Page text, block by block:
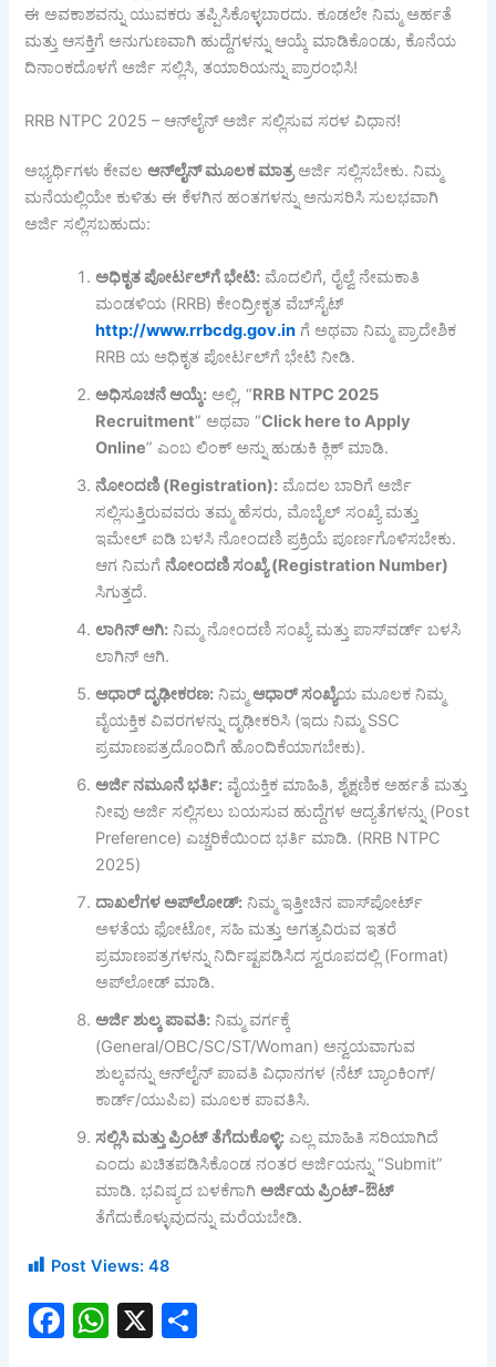
ಈ ಅವಕಾಶವನ್ನು ಯುವಕರು ತಪ್ಪಿಸಿಕೊಳ್ಳಬಾರದು. ಕೂಡಲೇ ನಿಮ್ಮ ಅರ್ಹತೆ
ಮತ್ತು ಆಸಕ್ತಿಗೆ ಅನುಗುಣವಾಗಿ ಹುದ್ದೆಗಳನ್ನು ಆಯ್ಕೆ ಮಾಡಿಕೊಂಡು, ಕೊನೆಯ
ದಿನಾಂಕದೊಳಗೆ ಅರ್ಜಿ ಸಲ್ಲಿಸಿ, ತಯಾರಿಯನ್ನು ಪ್ರಾರಂಭಿಸಿ!
RRB NTPC 2025 – ಆನ್‌ಲೈನ್ ಅರ್ಜಿ ಸಲ್ಲಿಸುವ ಸರಳ ವಿಧಾನ!
ಅಭ್ಯರ್ಥಿಗಳು ಕೇವಲಆನ್‌ಲೈನ್ಮೂಲಕ ಮಾತ್ರಅರ್ಜಿ ಸಲ್ಲಿಸಬೇಕು. ನಿಮ್ಮ
ಮನೆಯಲ್ಲಿಯೇ ಕುಳಿತು ಈ ಕೆಳಗಿನ ಹಂತಗಳನ್ನು ಅನುಸರಿಸಿ ಸುಲಭವಾಗಿ
ಅರ್ಜಿ ಸಲ್ಲಿಸಬಹುದು:
ಅಧಿಕೃತ ಪೋರ್ಟಲ್‌ಗೆಭೇಟಿ: ಮೊದಲಿಗೆ, ರೈಲ್ವೆ ನೇಮಕಾತಿ
ಮಂಡಳಿಯ (RRB) ಕೇಂದ್ರೀಕೃತ ವೆಬ್‌ಸೈಟ್
http://www.rrbcdg.gov.in ಗೆ ಅಥವಾ ನಿಮ್ಮ ಪ್ರಾದೇಶಿಕ
RRB ಯ ಅಧಿಕೃತ ಪೋರ್ಟಲ್‌ಗೆ ಭೇಟಿ ನೀಡಿ.
ಅಧಿಸೂಚನೆಆಯ್ಕೆ: ಅಲ್ಲಿ, “RRB NTPC 2025
Recruitment” ಅಥವಾ “Click here to Apply
Online” ಎಂಬ ಲಿಂಕ್ ಅನ್ನು ಹುಡುಕಿ ಕ್ಲಿಕ್ ಮಾಡಿ.
ನೋಂದಣಿ (Registration): ಮೊದಲ ಬಾರಿಗೆ ಅರ್ಜಿ
ಸಲ್ಲಿಸುತ್ತಿರುವವರು ತಮ್ಮ ಹೆಸರು, ಮೊಬೈಲ್ ಸಂಖ್ಯೆ ಮತ್ತು
ಇಮೇಲ್ ಐಡಿ ಬಳಸಿ ನೋಂದಣಿ ಪ್ರಕ್ರಿಯೆ ಪೂರ್ಣಗೊಳಿಸಬೇಕು.
ಆಗ ನಿಮಗೆ ನೋಂದಣಿಸಂಖ್ಯೆ (Registration Number)
ಸಿಗುತ್ತದೆ.
ಲಾగిನ್ಆಗಿ: ನಿಮ್ಮ ನೋಂದಣಿ ಸಂಖ್ಯೆ ಮತ್ತು ಪಾಸ್‌ವರ್ಡ್ ಬಳಸಿ
ಲಾಗಿನ್ ಆಗಿ.
ಆಧಾರ್ದೃಢೀಕರಣ: ನಿಮ್ಮಆಧಾರ್ಸಂಖ್ಯೆಯ ಮೂಲಕ ನಿಮ್ಮ
ವೈಯಕ್ತಿಕ ವಿವರಗಳನ್ನು ದೃಢೀಕರಿಸಿ (ಇದು ನಿಮ್ಮ SSC
ಪ್ರಮಾಣಪತ್ರದೊಂದಿಗೆ ಹೊಂದಿಕೆಯಾಗಬೇಕು).
ಅರ್ಜಿ ನಮೂನೆಭರ್ತಿ: ವೈಯಕ್ತಿಕ ಮಾಹಿತಿ, ಶೈಕ್ಷಣಿಕ ಅರ್ಹತೆ ಮತ್ತು
ನೀವು ಅರ್ಜಿ ಸಲ್ಲಿಸಲು ಬಯಸುವ ಹುದ್ದೆಗಳ ಆದ್ಯತೆಗಳನ್ನು (Post
Preference) ಎಚ್ಚರಿಕೆಯಿಂದ ಭರ್ತಿ ಮಾಡಿ. (RRB NTPC
2025)
ದಾಖಲೆಗಳಅಪ್‌ಲೋಡ್: ನಿಮ್ಮ ಇತ್ತೀಚಿನ ಪಾಸ್‌ಪೋರ್ಟ್
ಅಳತೆಯ ಫೋಟೋ, ಸಹಿ ಮತ್ತು ಅಗತ್ಯವಿರುವ ಇತರೆ
ಪ್ರಮಾಣಪತ್ರಗಳನ್ನು ನಿರ್ದಿಷ್ಟಪಡಿಸಿದ ಸ್ವರೂಪದಲ್ಲಿ (Format)
ಅಪ್‌ಲೋಡ್ ಮಾಡಿ.
ಅರ್ಜಿ ಶುಲ್ಕ ಪಾವತಿ: ನಿಮ್ಮ ವರ್ಗಕ್ಕೆ
(General/OBC/SC/ST/Woman) ಅನ್ವಯವಾಗುವ
ಶುಲ್ಕವನ್ನು ಆನ್‌ಲೈನ್ ಪಾವತಿ ವಿಧಾನಗಳ (ನೆಟ್ ಬ್ಯಾಂಕಿಂಗ್/
ಕಾರ್ಡ್/ಯುಪಿಐ) ಮೂಲಕ ಪಾವತಿಸಿ.
ಸಲ್ಲಿಸಿಮತ್ತುಪ್ರಿಂಟ್ತೆಗೆದುಕೊಳ್ಳಿ: ಎಲ್ಲ ಮಾಹಿತಿ ಸರಿಯಾಗಿದೆ
ಎಂದು ಖಚಿತಪಡಿಸಿಕೊಂಡ ನಂತರ ಅರ್ಜಿಯನ್ನು “Submit”
ಮಾಡಿ. ಭವಿಷ್ಯದ ಬಳಕೆಗಾಗಿಅರ್ಜಿಯಪ್ರಿಂಟ್-ಔಟ್
ತೆಗೆದುಕೊಳ್ಳುವುದನ್ನು ಮರೆಯಬೇಡಿ.
Post Views: 48
F
W X